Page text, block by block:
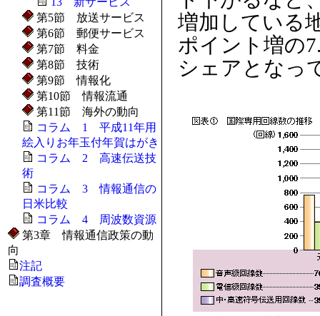
第5節 放送サービス
第6節 郵便サービス
第7節 料金
第8節 技術
第9節 情報化
第10節 情報流通
第11節 海外の動向
コラム 1 平成11年用
絵入りお年玉付年賀はがき
コラム 2 高速伝送技
術
コラム 3 情報通信の
日米比較
コラム 4 周波数資源
第3章 情報通信政策の動
向
注記
調査概要
増加している
ポイント増の
シェアとなっ